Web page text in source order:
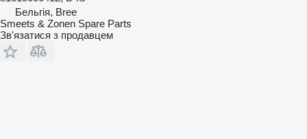
Бельгія, Bree
Smeets & Zonen Spare Parts
Зв'язатися з продавцем